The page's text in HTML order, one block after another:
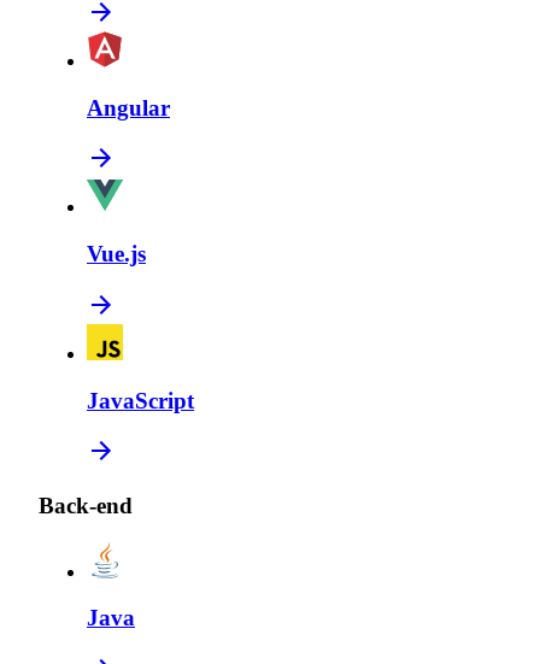
Angular
Vue.js
JavaScript
Back-end
Java